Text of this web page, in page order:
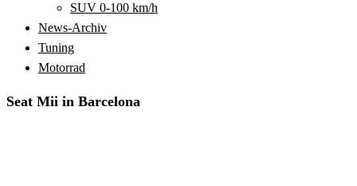
SUV 0-100 km/h
News-Archiv
Tuning
Motorrad
Seat Mii in Barcelona